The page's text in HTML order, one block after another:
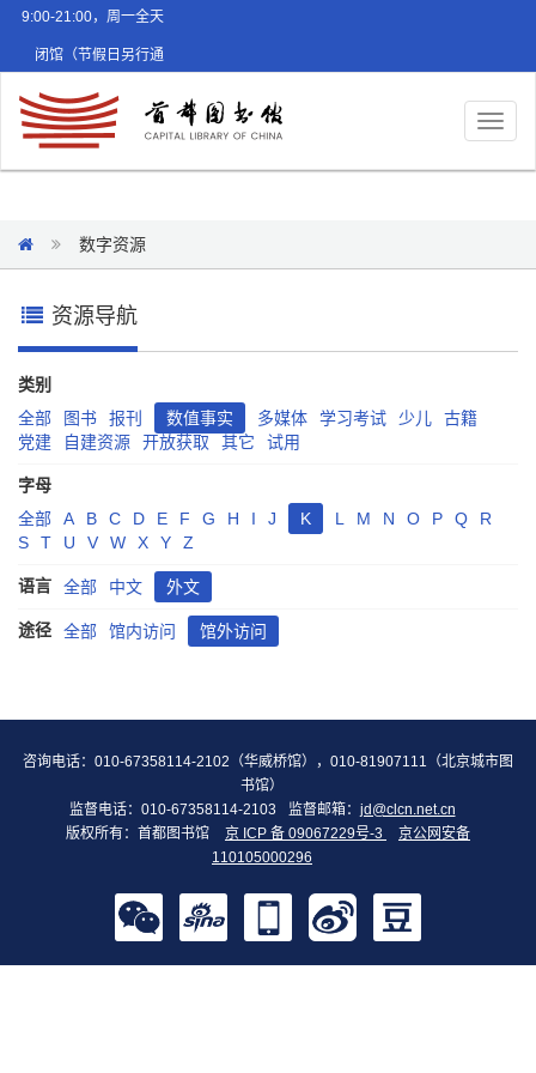
9:00-21:00，周一全天
闭馆（节假日另行通
数字资源
资源导航
类别
全部
图书 报刊 数值事实 多媒体 学习考试 少儿
古籍
党建
自建资源 开放获取 其它 试用
字母
全部
A B C D E F G H I J K L M N O P Q
R
S
T U V W X Y Z
语言 全部 中文 外文
途径 全部 馆内访问 馆外访问
咨询电话：010-67358114-2102（华威桥馆），010-81907111（北京城市图
书馆）
监督电话：010-67358114-2103
监督邮箱： jd@clcn.net.cn
版权所有：首都图书馆
京 ICP 备 09067229号-3
京公网安备
110105000296